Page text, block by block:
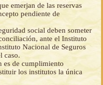
emerjan de las reservas
pendiente de
social deben someter
ante el Instituto
Nacional de Seguros
caso.
es de cumplimiento
los institutos la única